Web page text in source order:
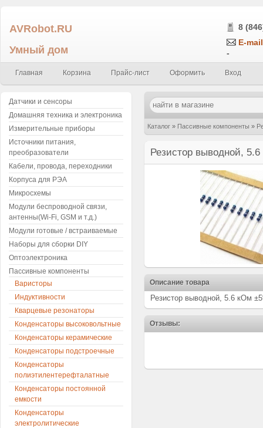
AVRobot.RU
Умный дом
8
E-
-
Главная Корзина Прайс-лист Оформить Вход
Каталог » Пассивные компоненты »
Резистор выводной,
Описание товара
Резистор выводной, 5.6 кОм
Отзывы:
Датчики и сенсоры
Домашняя техника и электроника
Измерительные приборы
Источники питания,
преобразователи
Кабели, провода, переходники
Корпуса для РЭА
Микросхемы
Модули беспроводной связи,
антенны(Wi-Fi, GSM и т.д.)
Модули готовые / встраиваемые
Наборы для сборки DIY
Оптоэлектроника
Пассивные компоненты
Варисторы
Индуктивности
Кварцевые резонаторы
Конденсаторы высоковольтные
Конденсаторы керамические
Конденсаторы подстроечные
Конденсаторы
полиэтилентерефталатные
Конденсаторы постоянной
емкости
Конденсаторы
электролитические